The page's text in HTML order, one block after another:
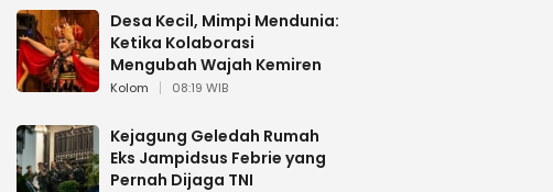
Desa Kecil, Mimpi Mendunia:
Ketika Kolaborasi
Mengubah Wajah Kemiren
Kolom 08:19 WIB
Kejagung Geledah Rumah
Eks Jampidsus Febrie yang
Pernah Dijaga TNI